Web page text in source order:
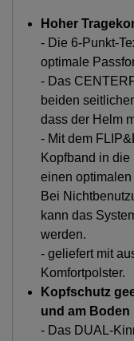
Hoher
- Die 6-Punkt-
optimale
- Das
beiden
dass der Helm
- Mit dem
Kopfband in
einen
Bei
kann das
werden.
- geliefert mit
Komfortpolster.
Kopfschutz
und am Boden
- Das DUAL-